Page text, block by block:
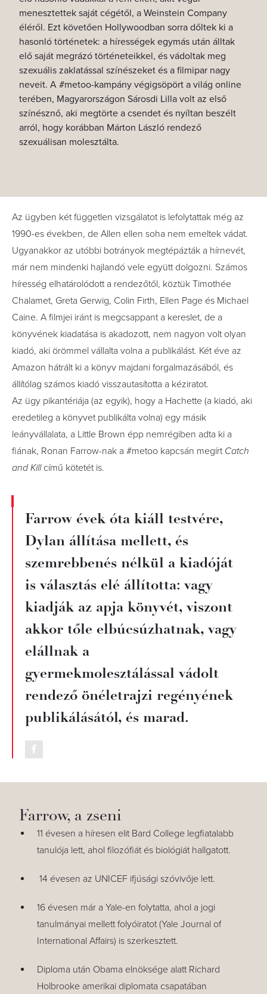
menesztettek saját cégétől, a Weinstein Company
éléről. Ezt követően Hollywoodban sorra dőltek ki a
hasonló történetek: a hírességek egymás után álltak
elő saját megrázó történeteikkel, és vádoltak meg
szexuális zaklatással színészeket és a filmipar nagy
neveit. A #metoo-kampány végigsöpört a világ online
terében, Magyarországon Sárosdi Lilla volt az első
színésznő, aki megtörte a csendet és nyíltan beszélt
arról, hogy korábban Márton László rendező
szexuálisan molesztálta.
Az ügyben két független vizsgálatot is lefolytattak még az
1990-es években, de Allen ellen soha nem emeltek vádat.
Ugyanakkor az utóbbi botrányok megtépázták a hírnevét,
már nem mindenki hajlandó vele együtt dolgozni. Számos
híresség elhatárolódott a rendezőtől, köztük Timothée
Chalamet, Greta Gerwig, Colin Firth, Ellen Page és Michael
Caine. A filmjei iránt is megcsappant a kereslet, de a
könyvének kiadatása is akadozott, nem nagyon volt olyan
kiadó, aki örömmel vállalta volna a publikálást. Két éve az
Amazon hátrált ki a könyv majdani forgalmazásából, és
állítólag számos kiadó visszautasította a kéziratot.
Az ügy pikantériája (az egyik), hogy a Hachette (a kiadó, aki
eredetileg a könyvet publikálta volna) egy másik
leányvállalata, a Little Brown épp nemrégiben adta ki a
fiának, Ronan Farrow-nak a #metoo kapcsán megírt Catch
and Killcímű kötetét is.
Farrow évek óta kiáll testvére,
Dylan állítása mellett, és
szemrebbenés nélkül a kiadóját
is választás elé állította: vagy
kiadják az apja könyvét, viszont
akkor tőle elbúcsúzhatnak, vagy
elállnak a
gyermekmolesztálással vádolt
rendező önéletrajzi regényének
publikálásától, és marad.
Farrow, a zseni
11 évesen a híresen elit Bard College legfiatalabb
tanulója lett, ahol filozófiát és biológiát hallgatott.
14 évesen az UNICEF ifjúsági szóvivője lett.
16 évesen már a Yale-en folytatta, ahol a jogi
tanulmányai mellett folyóiratot (Yale Journal of
International Affairs) is szerkesztett.
Diploma után Obama elnöksége alatt Richard
Holbrooke amerikai diplomata csapatában